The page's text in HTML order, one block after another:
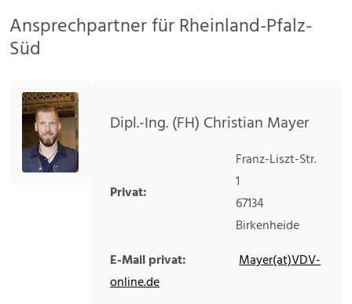
Ansprechpartner für Rheinland-Pfalz-
Süd
Dipl.-Ing. (FH) Christian Mayer
Privat:
Franz-Liszt-Str.
1
67134
Birkenheide
E-Mail privat:
Mayer(at)VDV-
online.de